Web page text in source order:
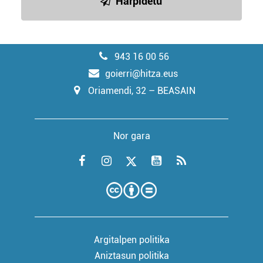
943 16 00 56
goierri@hitza.eus
Oriamendi, 32 – BEASAIN
Nor gara
Argitalpen politika
Aniztasun politika